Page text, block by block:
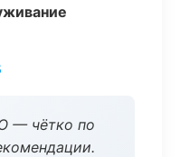
— чётко по